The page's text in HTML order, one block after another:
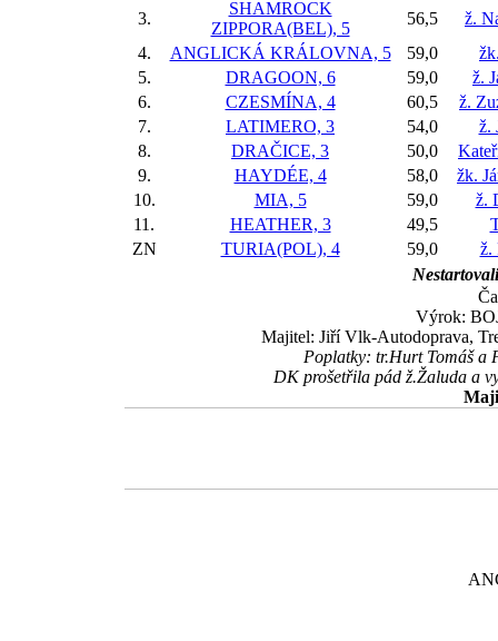
3.
SHAMROCK
ZIPPORA(BEL), 5
56,5
ž.
4.
ANGLICKÁ KRÁLOVNA, 5 59,0
5.
DRAGOON, 6 59,0
ž.
6.
CZESMÍNA, 4 60,5
ž.
7.
LATIMERO, 3 54,0
ž.
8.
DRAČICE, 3 50,0
9.
HAYDÉE, 4 58,0
žk.
10.
MIA, 5 59,0
ž.
11.
HEATHER, 3 49,5
ZN
TURIA(POL), 4 59,0
ž.
Výrok:
Majitel: Jiří Vlk-Autodoprava,
Poplatky: tr.Hurt Tomáš a
DK prošetřila pád ž.Žaluda a